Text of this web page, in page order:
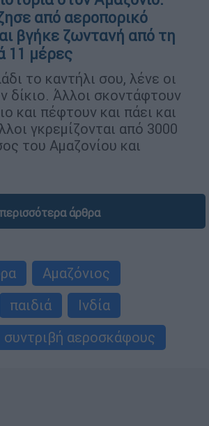
από αεροπορικό
βγήκε ζωντανή από τη
11 μέρες
το καντήλι σου, λένε οι
δίκιο. Άλλοι σκοντάφτουν
και πέφτουν και πάει και
γκρεμίζονται από 3000
του Αμαζονίου και
περισσότερα άρθρα
Αμαζόνιος
παιδιά
Ινδία
συντριβή αεροσκάφους